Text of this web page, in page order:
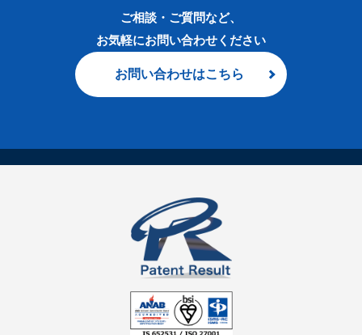
ご相談・ご質問など、
お気軽にお問い合わせください
お問い合わせはこちら